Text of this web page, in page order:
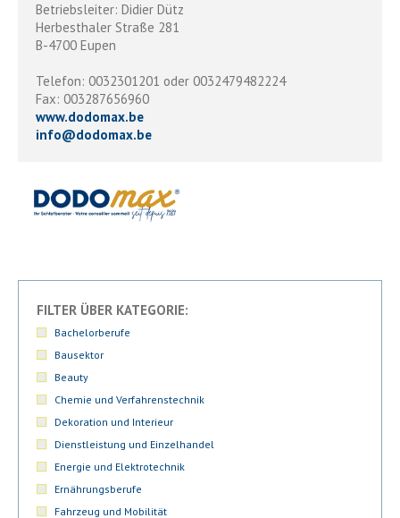
Betriebsleiter: Didier Dütz
Herbesthaler Straße 281
B-4700 Eupen
Telefon: 0032301201 oder 0032479482224
Fax: 003287656960
www.dodomax.be
info@dodomax.be
FILTER ÜBER KATEGORIE:
Bachelorberufe
Bausektor
Beauty
Chemie und Verfahrenstechnik
Dekoration und Interieur
Dienstleistung und Einzelhandel
Energie und Elektrotechnik
Ernährungsberufe
Fahrzeug und Mobilität